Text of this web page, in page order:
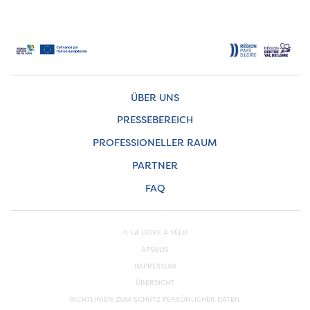
ÜBER UNS
PRESSEBEREICH
PROFESSIONELLER RAUM
PARTNER
FAQ
© LA LOIRE À VÉLO
APSULIS
IMPRESSUM
ÜBERSICHT
RICHTLINIEN ZUM SCHUTZ PERSÖNLICHER DATEN